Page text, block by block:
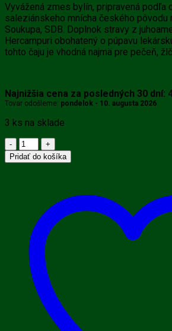
Vyvážená zmes bylín, pripravená podľa
saleziánskeho mnícha českého pôvodu
Soukupa, SDB. Doplnok stravy z
Hercampuri obohatený o púpavu
tohto čaju je vhodná najmä pre pečeň,
Najnižšia cena za posledných 30 dní:
Tovar odošleme: pondelok - 10. augusta 2026
3 ks na sklade
množstvo
GN
HIGAVILS
Pridať do košíka